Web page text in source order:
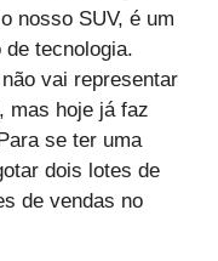
nosso SUV, é um
tecnologia.
vai representar
mas hoje já faz
se ter uma
dois lotes de
de vendas no